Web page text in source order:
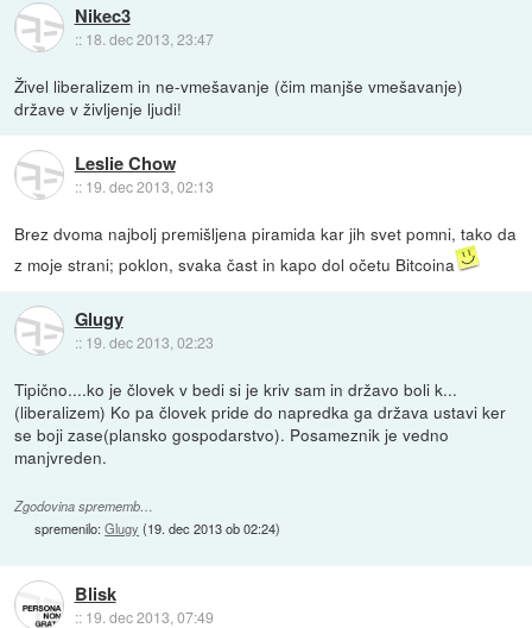
Nikec3
:: 18. dec 2013, 23:47
Živel liberalizem in ne-vmešavanje (čim manjše vmešavanje)
države v življenje ljudi!
Leslie Chow
:: 19. dec 2013, 02:13
Brez dvoma najbolj premišljena piramida kar jih svet pomni, tako da
z moje strani; poklon, svaka čast in kapo dol očetu Bitcoina
Glugy
:: 19. dec 2013, 02:23
Tipično....ko je človek v bedi si je kriv sam in državo boli k...
(liberalizem) Ko pa človek pride do napredka ga država ustavi ker
se boji zase(plansko gospodarstvo). Posameznik je vedno
manjvreden.
Zgodovina sprememb…
spremenilo:Glugy (19. dec 2013 ob 02:24)
Blisk
:: 19. dec 2013, 07:49